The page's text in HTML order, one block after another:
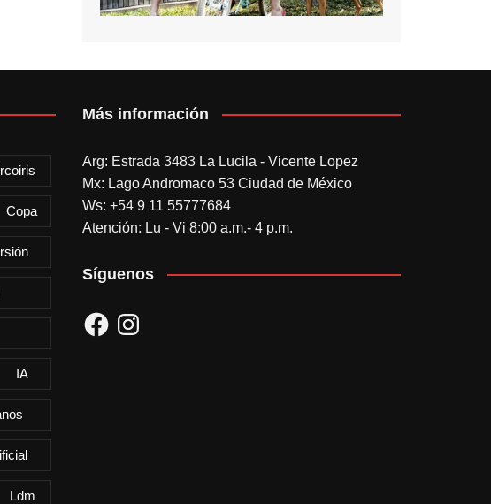
Copa
IA
Ldm
Más información
Arg: Estrada 3483 La Lucila - Vicente Lopez
Mx: Lago Andromaco 53 Ciudad de México
Ws: +54 9 11 55777684
Atención: Lu - Vi 8:00 a.m.- 4 p.m.
Síguenos
FacebookInstagram